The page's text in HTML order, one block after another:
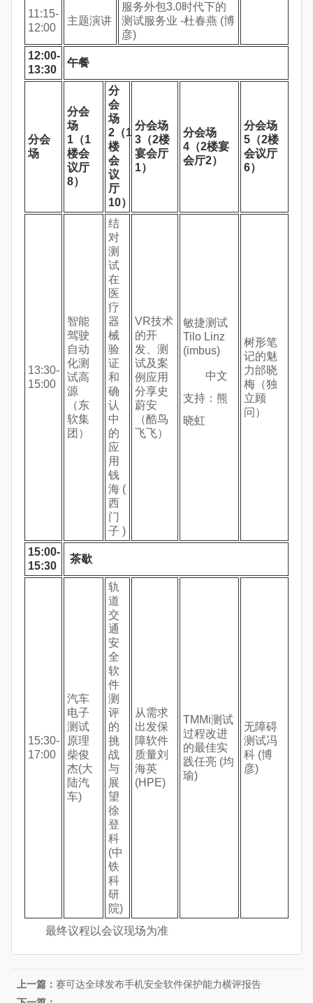
11:15-
12:00
主题演讲
服务外包3.0时代下的
测试服务业 -杜春燕 (博
彦)
12:00-
13:30
午餐
分会
场
分会
场
1（1
楼会
议厅
8）
分
会
场
2（1
楼
会
议
厅
10）
分会场
3（2楼
宴会厅
1）
分会场
4（2楼宴
会厅2）
分会场
5（2楼
会议厅
6）
13:30-
15:00
智能
驾驶
自动
化测
试高
源
（东
软集
团）
结
对
测
试
在
医
疗
器
械
验
证
和
确
认
中
的
应
用
钱
海 (
西
门
子 )
VR技术
的开
发、测
试及案
例应用
分享史
蔚安
（酷鸟
飞飞）
敏捷测试
Tilo Linz
(imbus)
中文
支持：熊
晓虹
树形笔
记的魅
力邰晓
梅（独
立顾
问）
15:00-
15:30
茶歇
15:30-
17:00
汽车
电子
测试
原理
柴俊
杰(大
陆汽
车)
轨
道
交
通
安
全
软
件
测
评
的
挑
战
与
展
望
徐
登
科
(中
铁
科
研
院)
从需求
出发保
障软件
质量刘
海英
(HPE)
TMMi测试
过程改进
的最佳实
践任亮 (均
瑜)
无障碍
测试冯
科 (博
彦)
最终议程以会议现场为准
上一篇：赛可达全球发布手机安全软件保护能力横评报告